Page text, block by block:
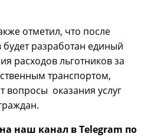
отметил, что после
разработан единый
расходов льготников за
транспортом,
вопросы оказания услуг
наш канал в Telegram по